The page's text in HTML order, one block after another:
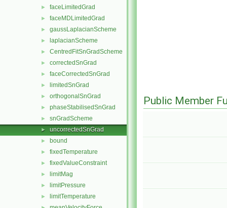
► faceLimitedGrad
► faceMDLimitedGrad
► gaussLaplacianScheme
► laplacianScheme
► CentredFitSnGradScheme
► correctedSnGrad
► faceCorrectedSnGrad
► limitedSnGrad
► orthogonalSnGrad
► phaseStabilisedSnGrad
► snGradScheme
► uncorrectedSnGrad
► bound
► fixedTemperature
► fixedValueConstraint
► limitMag
► limitPressure
► limitTemperature
Public Member